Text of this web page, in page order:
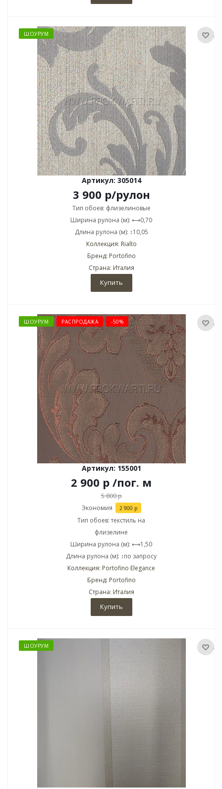
ШОУРУМ
Артикул: 305014
3 900 р/рулон
Тип обоев: флизелиновые
Ширина рулона (м): ⟷0,70
Длина рулона (м): ↕10,05
Коллекция: Rialto
Бренд: Portofino
Страна: Италия
Купить
ШОУРУМ РАСПРОДАЖА -50%
Артикул: 155001
2 900 р /пог. м
5 800р
Экономия 2 900 р
Тип обоев: текстиль на
флизелине
Ширина рулона (м): ⟷1,50
Длина рулона (м): ↕по запросу
Коллекция: Portofino Elegance
Бренд: Portofino
Страна: Италия
Купить
ШОУРУМ